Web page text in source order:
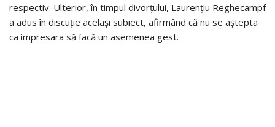
respectiv. Ulterior, în timpul divorțului, Laurențiu Reghecampf
a adus în discuție același subiect, afirmând că nu se aștepta
ca impresara să facă un asemenea gest.